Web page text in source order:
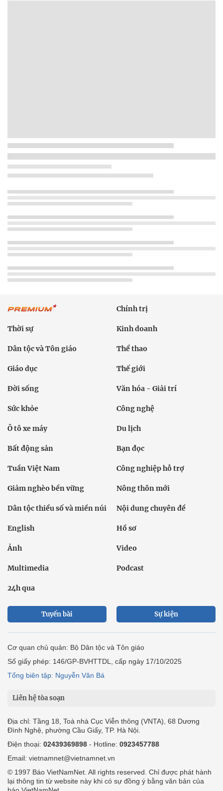
Chính trị
Thời sự Kinh doanh
Dân tộc và Tôn giáo Thể thao
Giáo dục Thế giới
Đời sống Văn hóa - Giải trí
Sức khỏe Công nghệ
Ô tô xe máy Du lịch
Bất động sản Bạn đọc
Tuần Việt Nam Công nghiệp hỗ trợ
Giảm nghèo bền vững Nông thôn mới
Dân tộc thiểu số và miền núi Nội dung chuyên đề
English Hồ sơ
Ảnh Video
Multimedia Podcast
24h qua
Tuyến bài Sự kiện
Cơ quan chủ quản: Bộ Dân tộc và Tôn giáo
Số giấy phép: 146/GP-BVHTTDL, cấp ngày 17/10/2025
Tổng biên tập: Nguyễn Văn Bá
Liên hệ tòa soạn
Địa chỉ: Tầng 18, Toà nhà Cục Viễn thông (VNTA), 68 Dương
Đình Nghệ, phường Cầu Giấy, TP. Hà Nội.
Điện thoại: 02439369898 - Hotline: 0923457788
Email: vietnamnet@vietnamnet.vn
© 1997 Báo VietNamNet. All rights reserved. Chỉ được phát hành
lại thông tin từ website này khi có sự đồng ý bằng văn bản của